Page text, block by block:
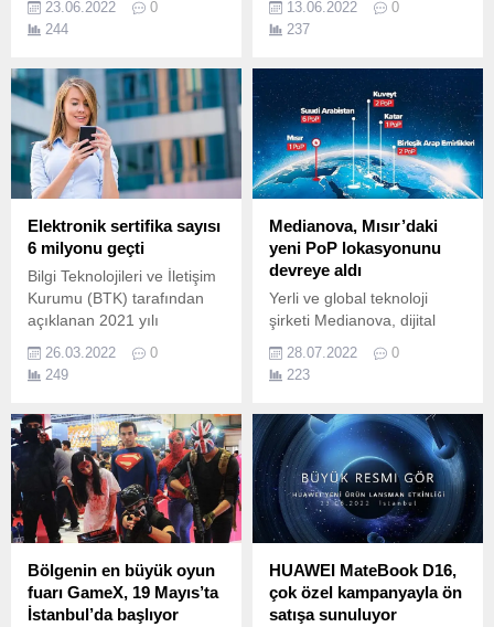
kullanılan cihazların Wi-Fi
bağlantılarını sağlama
23.06.2022
0
244
alsam?” derdine bir son
veriyor.
13.06.2022
0
237
Elektronik sertifika sayısı
6 milyonu geçti
Bilgi Teknolojileri ve İletişim
Kurumu (BTK) tarafından
açıklanan 2021 yılı
göre, e-imza sayısı 5 milyon
458 bin 156’ya, mobil imza
ulaştı.
26.03.2022
0
249
Medianova, Mısır’daki
yeni PoP lokasyonunu
devreye aldı
Yerli ve global teknoloji
şirketi Medianova, dijital
da ekledi.
28.07.2022
0
223
Bölgenin en büyük oyun
fuarı GameX, 19 Mayıs’ta
İstanbul’da başlıyor
HUAWEI MateBook D16,
çok özel kampanyayla ön
satışa sunuluyor